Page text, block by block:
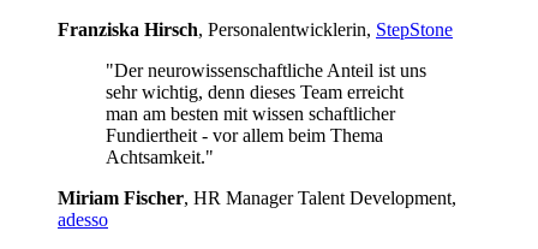
Franziska Hirsch, Personalentwicklerin, StepStone
"Der neurowissenschaftliche Anteil ist uns
sehr wichtig, denn dieses Team erreicht
man am besten mit wissen schaftlicher
Fundiertheit - vor allem beim Thema
Achtsamkeit."
Miriam Fischer, HR Manager Talent Development,
adesso